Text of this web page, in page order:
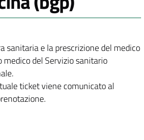
sanitaria e la prescrizione del medico
del Servizio sanitario
ticket viene comunicato al